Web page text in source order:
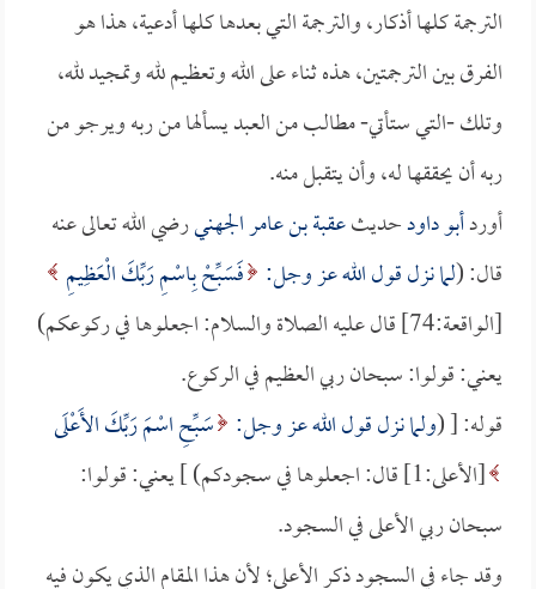
الترجمة كلها أذكار، والترجمة التي بعدها كلها أدعية، هذا هو
الفرق بين الترجمتين، هذه ثناء على الله وتعظيم لله وتمجيد لله،
وتلك -التي ستأتي- مطالب من العبد يسألها من ربه ويرجو من
ربه أن يحققها له، وأن يتقبل منه.
أوردأبو داودحديثعقبة بن عامر الجهنيرضي الله تعالى عنه
قال: (لما نزل قول الله عز وجل: فَسَبِّحْ بِاسْمِ رَبِّكَ الْعَظِيمِ
[الواقعة:74] قال عليه الصلاة والسلام: اجعلوها في ركوعكم)
يعني: قولوا: سبحان ربي العظيم في الركوع.
قوله: [ (ولما نزل قول الله عز وجل: سَبِّحِ اسْمَ رَبِّكَ الأَعْلَى
[الأعلى:1] قال: اجعلوها في سجودكم) ] يعني: قولوا:
سبحان ربي الأعلى في السجود.
وقد جاء في السجود ذكر الأعلى؛ لأن هذا المقام الذي يكون فيه